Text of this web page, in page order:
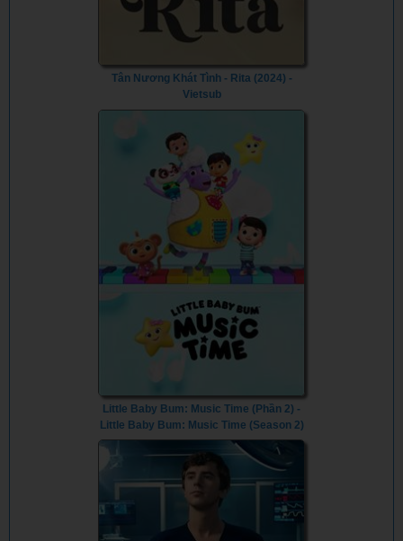
Tân Nương Khát Tình - Rita (2024) -
Vietsub
Little Baby Bum: Music Time (Phần 2) -
Little Baby Bum: Music Time (Season 2)
(2024) - Vietsub